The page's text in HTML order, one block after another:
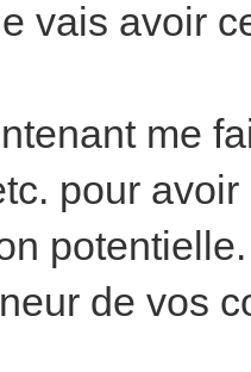
vais avoir
me
pour
de vos